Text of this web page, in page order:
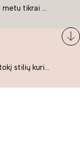
Modernios klasikos interjeras pastaruoju metu tikrai yra „ant bangos“. Tie, kurie nenori pernelyg nutolti nuo klasikos, bet drauge žavisi šiuolaikiškais sprendimais, su malonumu savo namuose kuria klasikos ir modernaus interjero tandemą – elegantišką, subtilų ir žavingą.
Jei esate prabangos gerbėjas ir būtent tokį stilių kuriate savo namuose ar biure, tuomet solidūs, prabangūs baldai nepriekaištingai įsilies į Jūsų kuriamą interjerą.